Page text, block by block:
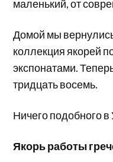
маленький, от
Домой мы
коллекция якорей
экспонатами.
тридцать восемь.
Ничего подобного
Якорь работы